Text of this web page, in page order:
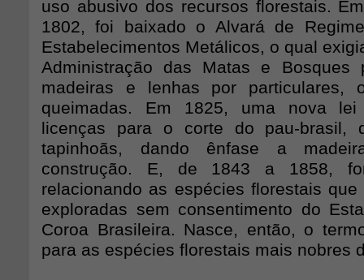
uso abusivo dos recursos florestais.
1802, foi baixado o Alvará de
Estabelecimentos Metálicos, o qual
Administração das Matas e
madeiras e lenhas por particulares,
queimadas. Em 1825, uma nova
licenças para o corte do pau-brasil,
tapinhoãs, dando ênfase a
construção. E, de 1843 a 1858,
relacionando as espécies florestais
exploradas sem consentimento do
Coroa Brasileira. Nasce, então, o
para as espécies florestais mais nobres